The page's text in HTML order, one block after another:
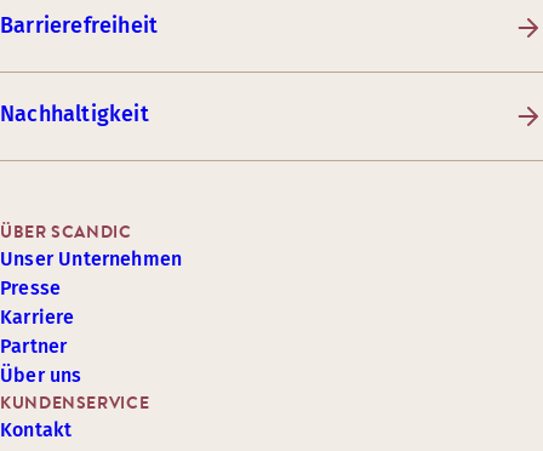
Barrierefreiheit
Nachhaltigkeit
KUNDENSERVICE
Kontakt
ÜBER SCANDIC
Unser Unternehmen
Presse
Karriere
Partner
Über uns